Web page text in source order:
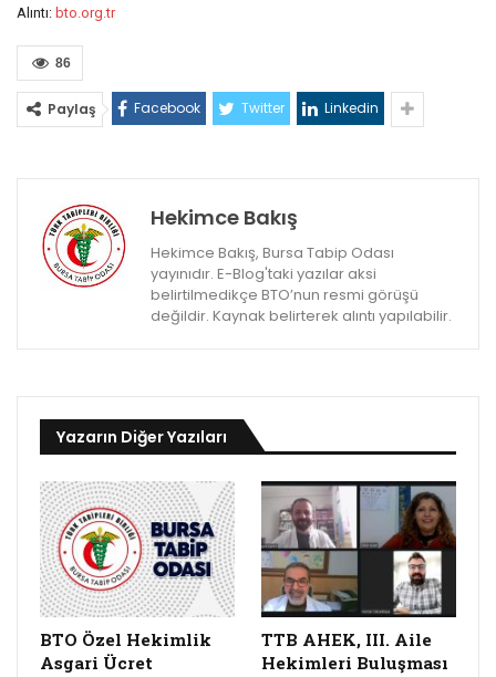
Alıntı: bto.org.tr
86
Paylaş Facebook Twitter Linkedin
Hekimce Bakış
Hekimce Bakış, Bursa Tabip Odası
yayınıdır. E-Blog'taki yazılar aksi
belirtilmedikçe BTO’nun resmi görüşü
değildir. Kaynak belirterek alıntı yapılabilir.
Yazarın Diğer Yazıları
BTO Özel Hekimlik
Asgari Ücret
TTB AHEK, III. Aile
Hekimleri Buluşması